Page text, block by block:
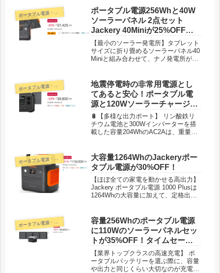
境にもやさしいです。PSE、
UN38.3、CEなど必要な認証が取得し
ており（ACアダプターに印刷されて
いる）、安全性高いリン酸鉄リチウム
バッテリーを採用します。また、米国
UL94規格のV-0グレード難燃ABS素材
を電源カバーに採用しとバッテリー安
全保護システム(BMS)を内蔵し、電圧
よる火災の心配もありません。キャン
プや車中泊のほかに災害による停電な
ど非常時でも安心してご使用いただけ
ます。
ポ
ータブル電源・蓄電池
ポータブル電源256Whと40W
ソーラーパネル 2点セット
Jackery 40Miniが25%OFF！
しかも今なら5% OFFクーポン
付きでタイムセール特価
35,553円！
【最小のソーラー発電所】タブレット
サイズに折り畳めるソーラーパネル40
Miniと組み合わせて、ナノ発電所が完
ポ
ータブル電源・蓄電池
地震停電時の非常用電源とし
てあると安心！ポータブル電
源と120Wソーラーチャージャ
ーセットが33%OFF！タイム
セール特価39,800円！
🔋【多様な出力ポート】 リン酸鉄リ
チウム電池と300Wインバーターを搭
載した容量204WhのAC2Aは、重量わ
ーソケット出力を含む6つの出力ポー
トを備えています。
ポ
ータブル電源・蓄電池
大容量1264WhのJackeryポー
タブル電源が30%OFF！
【ほぼ全ての家電を動かせる高出力】
Jackery ポータブル電源 1000 Plusは
1264Whの大容量に加えて、定格出力
ことができます。合計8ポート（AC3
口、USB4口、シガーソケット1口）が
備わっており、同時に複数の電化製品
に電力を供給することができます。大
人数でのキャンプや連泊キャンプ、車
中泊に加えて、災害時の備えとしても
ご活用いただけます。
ポ
ータブル電源・蓄電池
容量256Whのポータブル電源
に110Wのソーラーパネルセッ
トが35%OFF！タイムセール
特価39,650円！
【業界トップクラスの高速充電】 ポ
ータブルバッテリーを選ぶ際に、容量
や出力と同じくらい大切なのが充電ス